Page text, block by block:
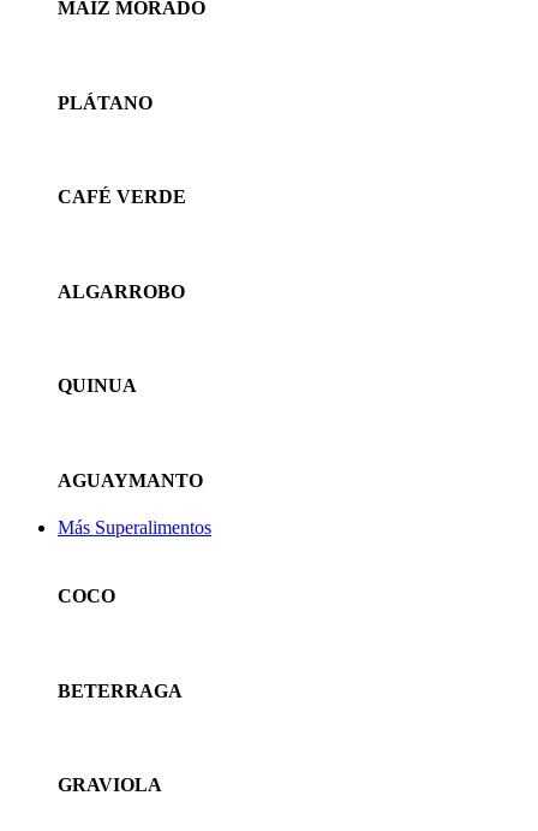
MAÍZ MORADO
PLÁTANO
CAFÉ VERDE
ALGARROBO
QUINUA
AGUAYMANTO
Más Superalimentos
COCO
BETERRAGA
GRAVIOLA